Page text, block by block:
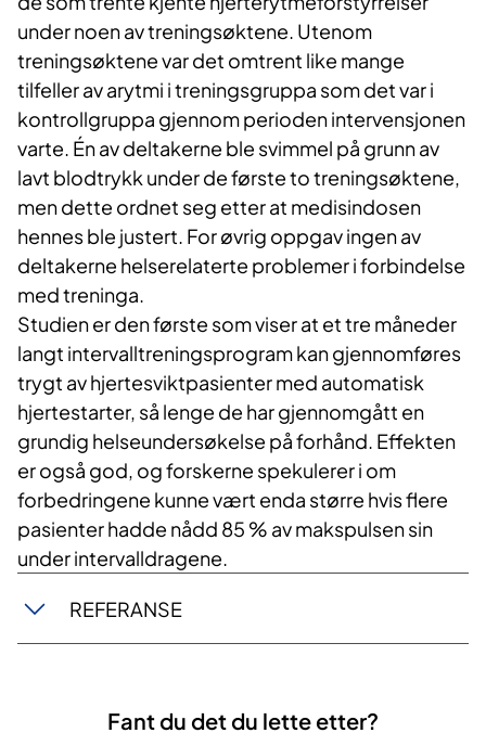
under noen av treningsøktene. Utenom
treningsøktene var det omtrent like mange
tilfeller av arytmi i treningsgruppa som det var i
kontrollgruppa gjennom perioden intervensjonen
varte. Én av deltakerne ble svimmel på grunn av
lavt blodtrykk under de første to treningsøktene,
men dette ordnet seg etter at medisindosen
hennes ble justert. For øvrig oppgav ingen av
deltakerne helserelaterte problemer i forbindelse
med treninga.
Studien er den første som viser at et tre måneder
langt intervalltreningsprogram kan gjennomføres
trygt av hjertesviktpasienter med automatisk
hjertestarter, så lenge de har gjennomgått en
grundig helseundersøkelse på forhånd. Effekten
er også god, og forskerne spekulerer i om
forbedringene kunne vært enda større hvis flere
pasienter hadde nådd 85 % av makspulsen sin
under intervalldragene.
REFERANSE
Fant du det du lette etter?